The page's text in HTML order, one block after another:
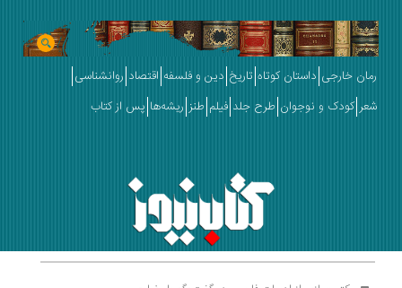
رمان خارجی داستان کوتاه تاریخ دین و فلسفه اقتصاد روانشناسی
شعر کودک و نوجوان طرح جلد فیلم طنز ریشه‌ها پس از کتاب